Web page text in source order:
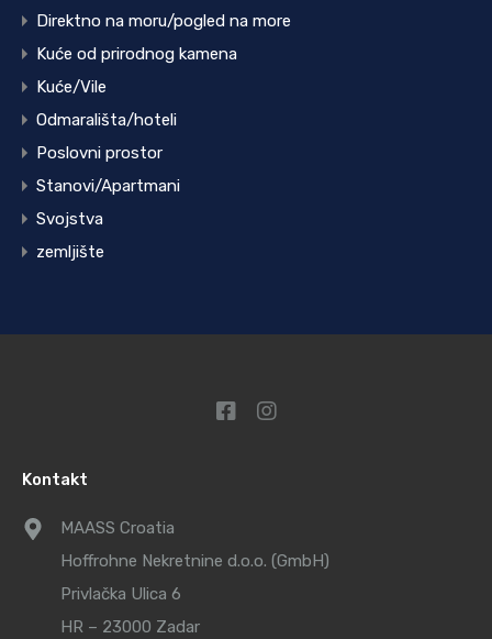
Direktno na moru/pogled na more
Kuće od prirodnog kamena
Kuće/Vile
Odmarališta/hoteli
Poslovni prostor
Stanovi/Apartmani
Svojstva
zemljište
Kontakt
MAASS Croatia
Hoffrohne Nekretnine d.o.o. (GmbH)
Privlačka Ulica 6
HR – 23000 Zadar